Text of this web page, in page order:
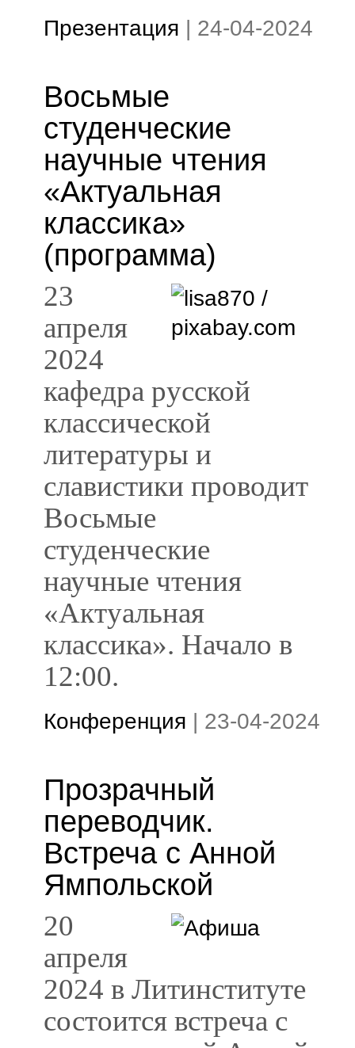
Презентация | 24-04-2024
Восьмые
студенческие
научные чтения
«Актуальная
классика»
(программа)
23
апреля
2024
кафедра русской
классической
литературы и
славистики проводит
Восьмые
студенческие
научные чтения
«Актуальная
классика». Начало в
12:00.
Конференция | 23-04-2024
Прозрачный
переводчик.
Встреча с Анной
Ямпольской
20
апреля
2024 в Литинституте
состоится встреча с